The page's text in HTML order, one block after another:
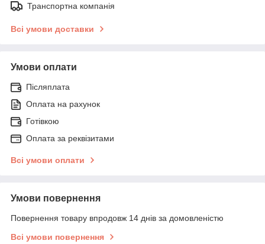
Транспортна компанія
Всі умови доставки
Умови оплати
Післяплата
Оплата на рахунок
Готівкою
Оплата за реквізитами
Всі умови оплати
Умови повернення
Повернення товару впродовж 14 днів за домовленістю
Всі умови повернення